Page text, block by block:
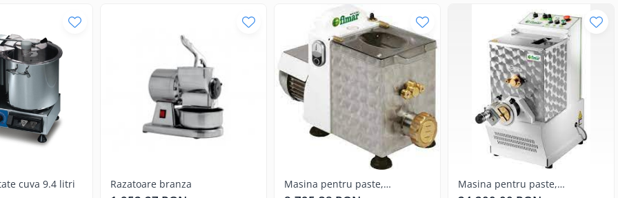
cuva 9.4 litri Razatoare branza
Masina pentru paste,
Masina pentru paste,